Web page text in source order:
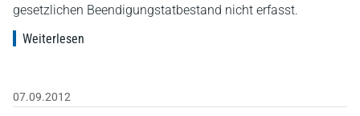
gesetzlichen Beendigungstatbestand nicht erfasst.
Weiterlesen
07.09.2012